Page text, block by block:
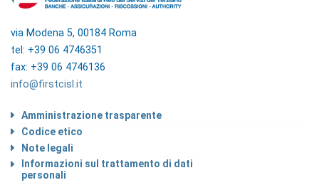
via Modena 5, 00184 Roma
tel: +39 06 4746351
fax: +39 06 4746136
info@firstcisl.it
Amministrazione trasparente
Codice etico
Note legali
Informazioni sul trattamento di dati
personali